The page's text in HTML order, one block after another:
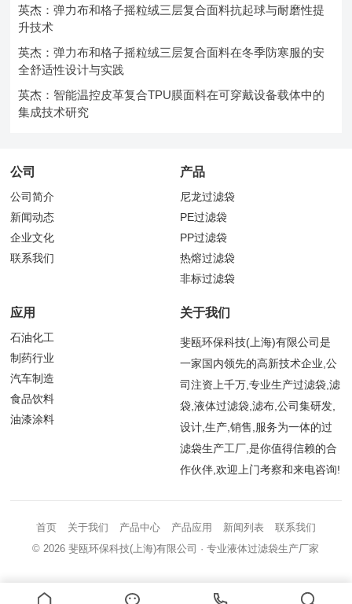
英杰：弹力布和格子摇粒绒三层复合面料抗起球与耐磨性提
升技术
英杰：弹力布和格子摇粒绒三层复合面料在冬季防寒服的安
全舒适性设计与实践
英杰：智能温控皮革复合TPU膜面料在可穿戴设备载体中的
集成技术研究
公司
公司简介
新闻动态
企业文化
联系我们
产品
尼龙过滤袋
PE过滤袋
PP过滤袋
热熔过滤袋
非标过滤袋
应用
石油化工
制药行业
汽车制造
食品饮料
油漆涂料
关于我们
斐瓯环保科技(上海)有限公司是
一家国内领先的高新技术企业,公
司注资上千万,专业生产过滤袋,滤
袋,液体过滤袋,滤布,公司集研发,
设计,生产,销售,服务为一体的过
滤袋生产工厂,是你值得信赖的合
作伙伴,欢迎上门考察和来电咨询!
首页 关于我们 产品中心 产品应用 新闻列表
联系我们
© 2026斐瓯环保科技(上海)有限公司 · 专业液体过滤袋生产厂家